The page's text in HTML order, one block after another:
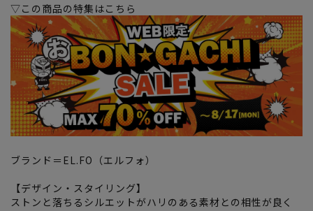
▽この商品の特集はこちら
ブランド＝EL.FO（エルフォ）
【デザイン・スタイリング】
ストンと落ちるシルエットがハリのある素材との相性が良く